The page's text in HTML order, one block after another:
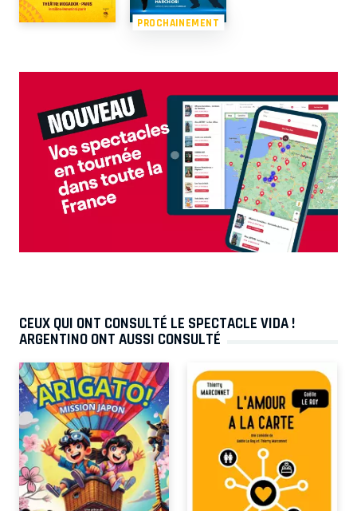
PROCHAINEMENT
CEUX QUI ONT CONSULTÉ LE SPECTACLE VIDA !
ARGENTINO ONT AUSSI CONSULTÉ